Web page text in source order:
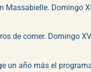
Massabielle. Domingo
de comer. Domingo
un año más el